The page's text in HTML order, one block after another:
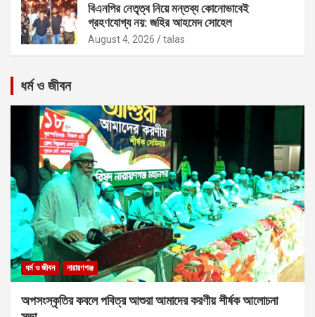
বিএনপির নেতৃত্ব নিয়ে মন্তব্য কোনোভাবেই
গ্রহণযোগ্য নয়: জহির আহমেদ সোহেল
August 4, 2026 talas
ধর্ম ও জীবন
ধর্ম ও জীবন নারায়ণগঞ্জ
অপসংস্কৃতির কবলে পবিত্র আশুরা আমাদের করণীয় শীর্ষক আলোচনা